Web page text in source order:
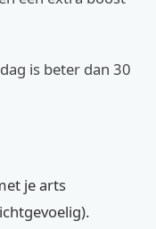
is beter dan 30
je arts